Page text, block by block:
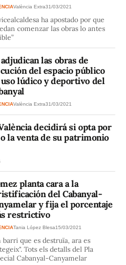
València Extra31/03/2021
ha apostado por que
comenzar las obras lo antes
las obras de
del espacio público
lúdico y deportivo del
València Extra31/03/2021
decidirá si opta por
la venta de su patrimonio
planta cara a la
del Cabanyal-
y fija el porcentaje
restrictivo
Tania López Blesa15/03/2021
barri que es destruïa, ara es
Tots els detalls del Pla
Cabanyal-Canyamelar